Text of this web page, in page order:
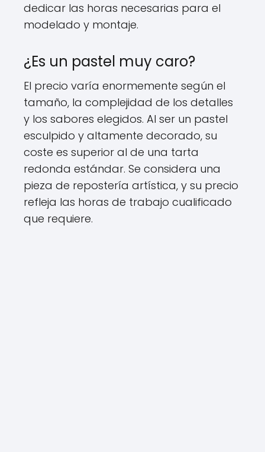
dedicar las horas necesarias para el
modelado y montaje.
¿Es un pastel muy caro?
El precio varía enormemente según el
tamaño, la complejidad de los detalles
y los sabores elegidos. Al ser un pastel
esculpido y altamente decorado, su
coste es superior al de una tarta
redonda estándar. Se considera una
pieza de repostería artística, y su precio
refleja las horas de trabajo cualificado
que requiere.